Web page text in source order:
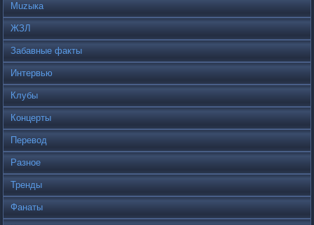
Muzыка
ЖЗЛ
Забавные факты
Интервью
Клубы
Концерты
Перевод
Разное
Тренды
Фанаты